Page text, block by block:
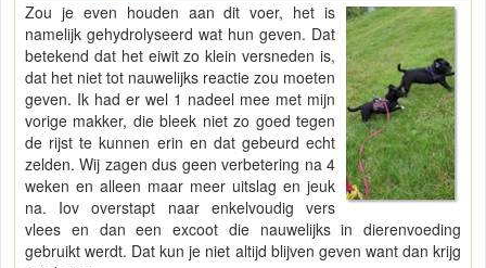
Zou je even houden aan dit voer, het is
namelijk gehydrolyseerd wat hun geven. Dat
betekend dat het eiwit zo klein versneden is,
dat het niet tot nauwelijks reactie zou moeten
geven. Ik had er wel 1 nadeel mee met mijn
vorige makker, die bleek niet zo goed tegen
de rijst te kunnen erin en dat gebeurd echt
zelden. Wij zagen dus geen verbetering na 4
weken en alleen maar meer uitslag en jeuk
na. Iov overstapt naar enkelvoudig vers
vlees en dan een excoot die nauwelijks in dierenvoeding
gebruikt werdt. Dat kun je niet altijd blijven geven want dan krijg